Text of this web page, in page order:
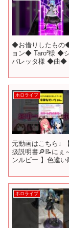
◆お借りしたも
ョン◆ Taro²様
バレッタ様 ◆曲◆
ホロライブ
元動画はこちら↓
扱説明書🔎📝にぇ
ンルビー 】色違い
ホロライブ